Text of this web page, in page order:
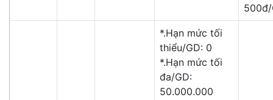
500đ/
*.Hạn mức tối
thiểu/GD: 0
*.Hạn mức tối
đa/GD:
50.000.000